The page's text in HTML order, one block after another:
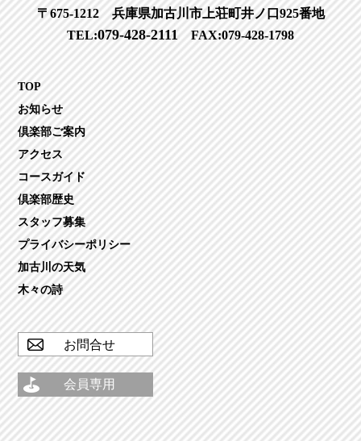
〒675-1212 兵庫県加古川市上荘町井ノ口925番地
TEL:079-428-2111FAX:079-428-1798
TOP
お知らせ
倶楽部ご案内
アクセス
コースガイド
倶楽部歴史
スタッフ募集
プライバシーポリシー
加古川の天気
木々の詩
お問合せ
会員専用